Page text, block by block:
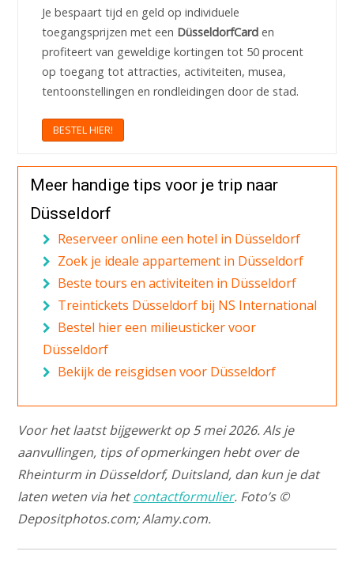
Je bespaart tijd en geld op individuele
toegangsprijzen met een DüsseldorfCard en
profiteert van geweldige kortingen tot 50 procent
op toegang tot attracties, activiteiten, musea,
tentoonstellingen en rondleidingen door de stad.
BESTEL HIER!
Meer handige tips voor je trip naar
Düsseldorf
Reserveer online een hotel in Düsseldorf
Zoek je ideale appartement in Düsseldorf
Beste tours en activiteiten in Düsseldorf
Treintickets Düsseldorf bij NS International
Bestel hier een milieusticker voor
Düsseldorf
Bekijk de reisgidsen voor Düsseldorf
Voor het laatst bijgewerkt op 5 mei 2026. Als je
aanvullingen, tips of opmerkingen hebt over de
Rheinturm in Düsseldorf, Duitsland, dan kun je dat
laten weten via hetcontactformulier. Foto’s ©
Depositphotos.com; Alamy.com.